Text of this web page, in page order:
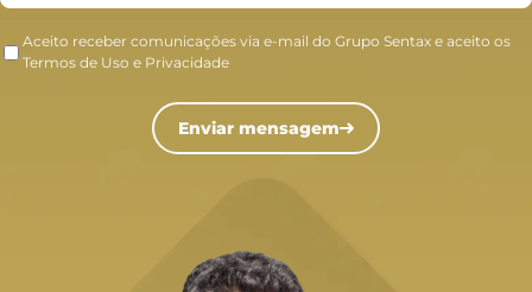
Aceito receber comunicações via e-mail do Grupo Sentax e aceito os
Termos de Uso e Privacidade
Enviar mensagem